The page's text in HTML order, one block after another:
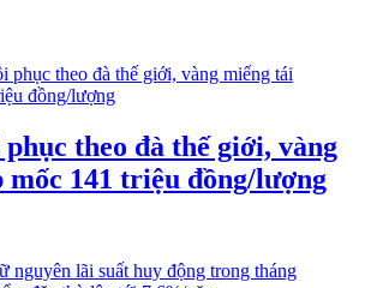
theo đà thế giới, vàng
mốc 141 triệu đồng/lượng